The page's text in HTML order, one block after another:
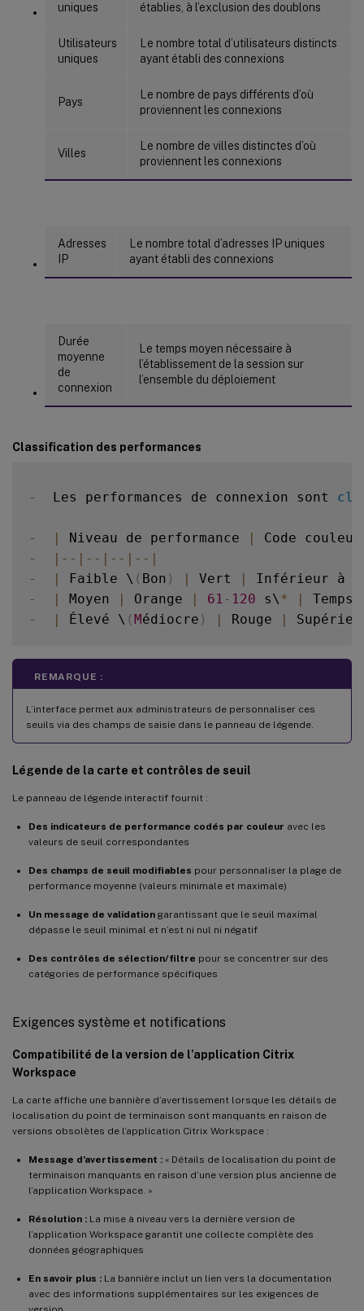
uniques
établies, à l’exclusion des doublons
Utilisateurs
uniques
Le nombre total d’utilisateurs distincts
ayant établi des connexions
Pays
Le nombre de pays différents d’où
proviennent les connexions
Villes
Le nombre de villes distinctes d’où
proviennent les connexions
Adresses
IP
Le nombre total d’adresses IP uniques
ayant établi des connexions
Durée
moyenne
de
connexion
Le temps moyen nécessaire à
l’établissement de la session sur
l’ensemble du déploiement
Classification des performances
-
  Les performances de connexion sont
- Niveau de performance
Code
-
-- -- -- --
-
Faible \ ( Bon ) Vert Inférieur à
-
Moyen Orange 61 - 120 s\*
-
Élevé \ ( Médiocre ) Rouge
REMARQUE :
L’interface permet aux administrateurs de personnaliser ces
seuils via des champs de saisie dans le panneau de légende.
Légende de la carte et contrôles de seuil
Le panneau de légende interactif fournit :
Des indicateurs de performance codés par couleur avec les
valeurs de seuil correspondantes
Des champs de seuil modifiables pour personnaliser la plage de
performance moyenne (valeurs minimale et maximale)
Un message de validation garantissant que le seuil maximal
dépasse le seuil minimal et n’est ni nul ni négatif
Des contrôles de sélection/filtre pour se concentrer sur des
catégories de performance spécifiques
Exigences système et notifications
Compatibilité de la version de l’application Citrix
Workspace
La carte affiche une bannière d’avertissement lorsque les détails de
localisation du point de terminaison sont manquants en raison de
versions obsolètes de l’application Citrix Workspace :
Message d’avertissement : « Détails de localisation du point de
terminaison manquants en raison d’une version plus ancienne de
l’application Workspace. »
Résolution : La mise à niveau vers la dernière version de
l’application Workspace garantit une collecte complète des
données géographiques
En savoir plus : La bannière inclut un lien vers la documentation
avec des informations supplémentaires sur les exigences de